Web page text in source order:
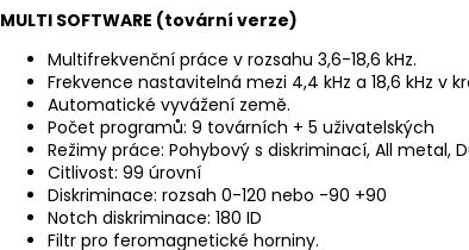
MULTI SOFTWARE (tovární verze)
Multifrekvenční práce v rozsahu 3,6-18,6 kHz.
Frekvence nastavitelná mezi 4,4 kHz a 18,6 kHz v
Automatické vyvážení země.
Počet programů: 9 továrních + 5 uživatelských
Režimy práce: Pohybový s diskriminací, All metal,
Citlivost: 99 úrovní
Diskriminace: rozsah 0-120 nebo -90 +90
Notch diskriminace: 180 ID
Filtr pro feromagnetické horniny.